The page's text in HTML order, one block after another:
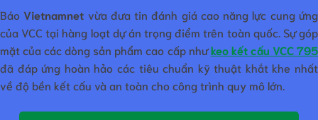
BáoVietnamnet vừa đưa tin đánh giá cao năng lực cung ứng
của VCC tại hàng loạt dự án trọng điểm trên toàn quốc. Sự góp
mặt của các dòng sản phẩm cao cấp nhưkeo kết cấu VCC 795
đã đáp ứng hoàn hảo các tiêu chuẩn kỹ thuật khắt khe nhất
về độ bền kết cấu và an toàn cho công trình quy mô lớn.